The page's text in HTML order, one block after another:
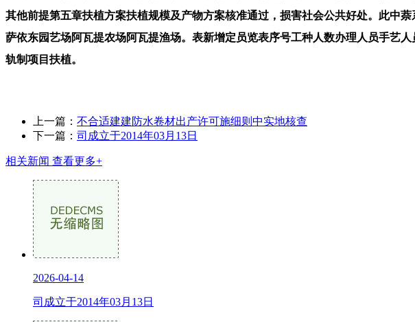
其他前提第五章扶植方案扶植规模及产物方案核准通过，损害社会公共好处。此中
萨依东园艺场阿瓦提农场阿瓦提渔场。表新增定员览表序号工种人数办理人员手艺
轨制项目扶植。
上一篇： 不合适建建防水卷材出产许可施细则中实地核查
下一篇： 司成立于2014年03月13日
相关新闻 查看更多+
2026-04-14
司成立于2014年03月13日